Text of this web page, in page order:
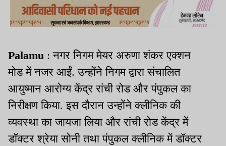
Palamu : नगर निगम मेयर अरुणा शंकर एक्शन
मोड में नजर आईं. उन्होंने निगम द्वारा संचालित
आयुष्मान आरोग्य केंद्र रांची रोड और पंपुकल का
निरीक्षण किया. इस दौरान उन्होंने क्लीनिक की
व्यवस्था का जायजा लिया और रांची रोड केंद्र में
डॉक्टर श्रेया सोनी तथा पंपुकल क्लीनिक में डॉक्टर